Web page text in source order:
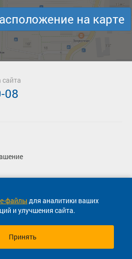
файлы для аналитики ваших
и улучшения сайта.
Принять
на карте
08
Онлайн сервис продажи